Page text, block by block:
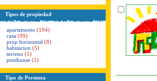
Tipos de propiedad
apartamento (194)
casa (99)
prop horizontal (8)
habitacion (5)
terreno (1)
penthouse (1)
Tipo de Permuta